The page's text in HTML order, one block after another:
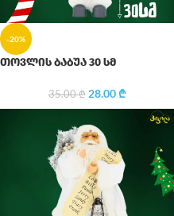
-20%
თოვლის ბაბუა 30 სმ
35.00₾ 28.00₾